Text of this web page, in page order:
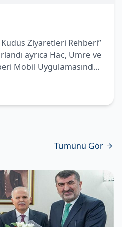
Rehberi”
ayrıca Hac, Umre ve
Mobil Uygulamasında
vatandaşlarımızın
Tümünü Gör